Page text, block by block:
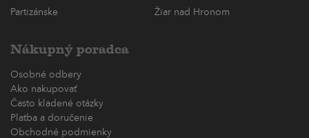
Partizánske
Žiar nad Hronom
Nákupný poradca
Osobné odbery
Ako nakupovať
Často kladené otázky
Platba a doručenie
Obchodné podmienky